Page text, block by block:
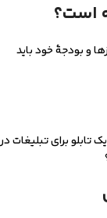
است؟
و بودجۀ خود باید
تابلو برای تبلیغات در